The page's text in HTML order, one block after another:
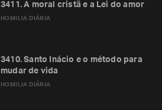
HOMILIA DIÁRIA
3411. A moral cristã e a Lei do amor
HOMILIA DIÁRIA
3410. Santo Inácio e o método para
mudar de vida